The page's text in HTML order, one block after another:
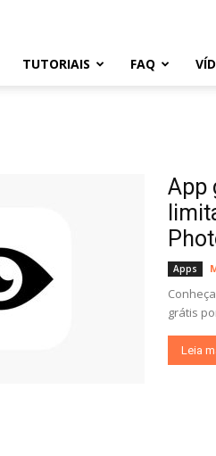
TUTORIAIS FAQ
App
Apps
grátis
Leia